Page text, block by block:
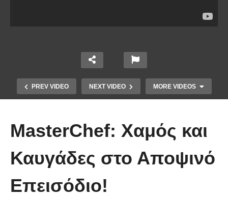
PREV VIDEO NEXT VIDEO MORE VIDEOS
MasterChef: Χαμός και
Καυγάδες στο Αποψινό
Επεισόδιο!